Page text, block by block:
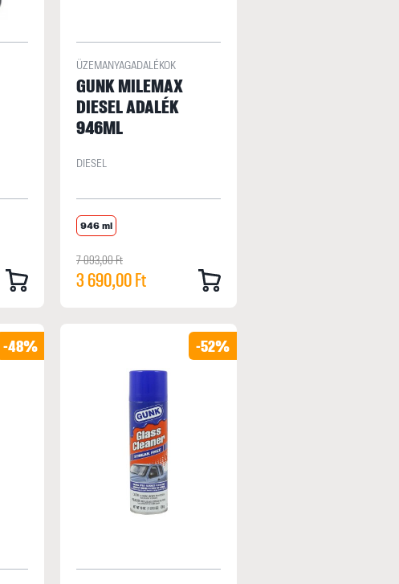
ÜZEMANYAGADALÉKOK
GUNK MILEMAX
DIESEL ADALÉK
946ML
DIESEL
946 ml
7 093,00 Ft
3 690,00 Ft
-48% -52%